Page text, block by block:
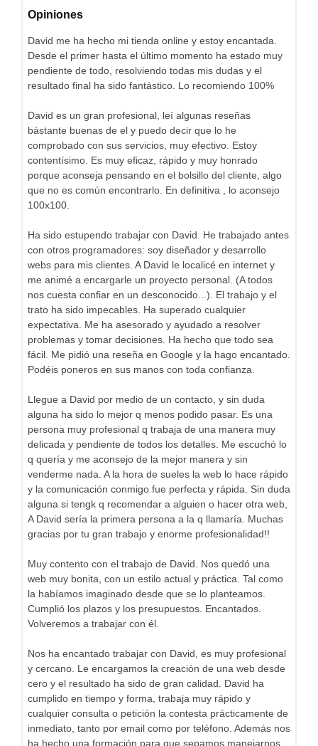
Opiniones
David me ha hecho mi tienda online y estoy encantada.
Desde el primer hasta el último momento ha estado muy
pendiente de todo, resolviendo todas mis dudas y el
resultado final ha sido fantástico. Lo recomiendo 100%
David es un gran profesional, leí algunas reseñas
bástante buenas de el y puedo decir que lo he
comprobado con sus servicios, muy efectivo. Estoy
contentísimo. Es muy eficaz, rápido y muy honrado
porque aconseja pensando en el bolsillo del cliente, algo
que no es común encontrarlo. En definitiva , lo aconsejo
100x100.
Ha sido estupendo trabajar con David. He trabajado antes
con otros programadores: soy diseñador y desarrollo
webs para mis clientes. A David le localicé en internet y
me animé a encargarle un proyecto personal. (A todos
nos cuesta confiar en un desconocido...). El trabajo y el
trato ha sido impecables. Ha superado cualquier
expectativa. Me ha asesorado y ayudado a resolver
problemas y tomar decisiones. Ha hecho que todo sea
fácil. Me pidió una reseña en Google y la hago encantado.
Podéis poneros en sus manos con toda confianza.
Llegue a David por medio de un contacto, y sin duda
alguna ha sido lo mejor q menos podido pasar. Es una
persona muy profesional q trabaja de una manera muy
delicada y pendiente de todos los detalles. Me escuchó lo
q quería y me aconsejo de la mejor manera y sin
venderme nada. A la hora de sueles la web lo hace rápido
y la comunicación conmigo fue perfecta y rápida. Sin duda
alguna si tengk q recomendar a alguien o hacer otra web,
A David sería la primera persona a la q llamaría. Muchas
gracias por tu gran trabajo y enorme profesionalidad!!
Muy contento con el trabajo de David. Nos quedó una
web muy bonita, con un estilo actual y práctica. Tal como
la habíamos imaginado desde que se lo planteamos.
Cumplió los plazos y los presupuestos. Encantados.
Volveremos a trabajar con él.
Nos ha encantado trabajar con David, es muy profesional
y cercano. Le encargamos la creación de una web desde
cero y el resultado ha sido de gran calidad. David ha
cumplido en tiempo y forma, trabaja muy rápido y
cualquier consulta o petición la contesta prácticamente de
inmediato, tanto por email como por teléfono. Además nos
ha hecho una formación para que sepamos manejarnos